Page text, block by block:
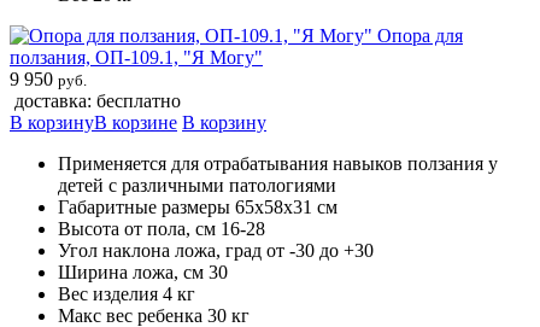
Опора для
ползания, ОП-109.1, "Я Могу"
9 950 руб.
доставка: бесплатно
В корзинуВ корзине В корзину
Применяется для отрабатывания навыков ползания у
детей с различными патологиями
Габаритные размеры 65х58х31 см
Высота от пола, см 16-28
Угол наклона ложа, град от -30 до +30
Ширина ложа, см 30
Вес изделия 4 кг
Макс вес ребенка 30 кг